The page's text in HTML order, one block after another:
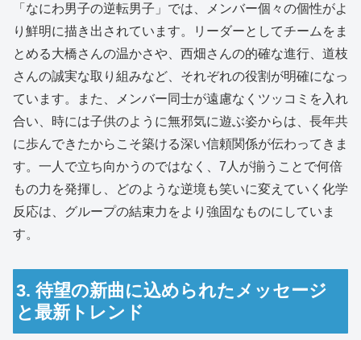
「なにわ男子の逆転男子」では、メンバー個々の個性がよ
り鮮明に描き出されています。リーダーとしてチームをま
とめる大橋さんの温かさや、西畑さんの的確な進行、道枝
さんの誠実な取り組みなど、それぞれの役割が明確になっ
ています。また、メンバー同士が遠慮なくツッコミを入れ
合い、時には子供のように無邪気に遊ぶ姿からは、長年共
に歩んできたからこそ築ける深い信頼関係が伝わってきま
す。一人で立ち向かうのではなく、7人が揃うことで何倍
もの力を発揮し、どのような逆境も笑いに変えていく化学
反応は、グループの結束力をより強固なものにしていま
す。
3. 待望の新曲に込められたメッセージ
と最新トレンド